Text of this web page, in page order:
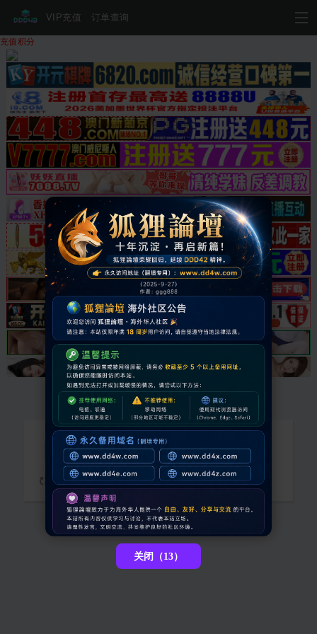
VIP充值 订单查询
充值积分
请先登录后才能继续浏览
请稍候...
关闭（13）